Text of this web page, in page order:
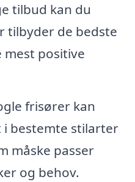
tilbud kan du
tilbyder de bedste
mest positive
frisører kan
bestemte stilarter
måske passer
og behov.